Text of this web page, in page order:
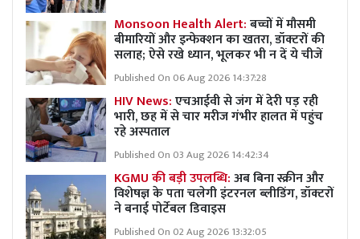
Monsoon Health Alert:बच्चों में मौसमी
बीमारियों और इन्फेक्शन का खतरा, डॉक्टरों की
सलाह; ऐसे रखे ध्यान, भूलकर भी न दें ये चीजें
Published On 06 Aug 2026 14:37:28
HIV News:एचआईवी से जंग में देरी पड़ रही
भारी, छह में से चार मरीज गंभीर हालत में पहुंच
रहे अस्पताल
Published On 03 Aug 2026 14:42:34
KGMU की बड़ी उपलब्धि:अब बिना स्क्रीन और
विशेषज्ञ के पता चलेगी इंटरनल ब्लीडिंग, डॉक्टरों
ने बनाई पोर्टेबल डिवाइस
Published On 02 Aug 2026 13:32:05